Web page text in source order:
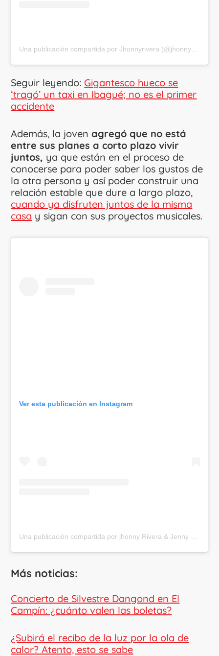
Seguir leyendo: Gigantesco hueco se
‘tragó’ un taxi en Ibagué; no es el primer
accidente
Además, la jovenagregó que no está
entre sus planes a corto plazo vivir
juntos, ya que están en el proceso de
conocerse para poder saber los gustos de
la otra persona y así poder construir una
relación estable que dure a largo plazo,
cuando ya disfruten juntos de la misma
casa y sigan con sus proyectos musicales.
Ver esta publicación en Instagram
Más noticias:
Concierto de Silvestre Dangond en El
Campín: ¿cuánto valen las boletas?
¿Subirá el recibo de la luz por la ola de
calor? Atento, esto se sabe